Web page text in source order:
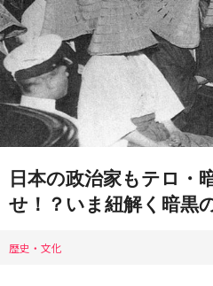
日本の政治家もテロ・
せ！？いま紐解く暗黒
歴史・文化